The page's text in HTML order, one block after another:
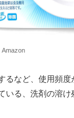
Amazon
るなど、使用頻度
いる、洗剤の溶